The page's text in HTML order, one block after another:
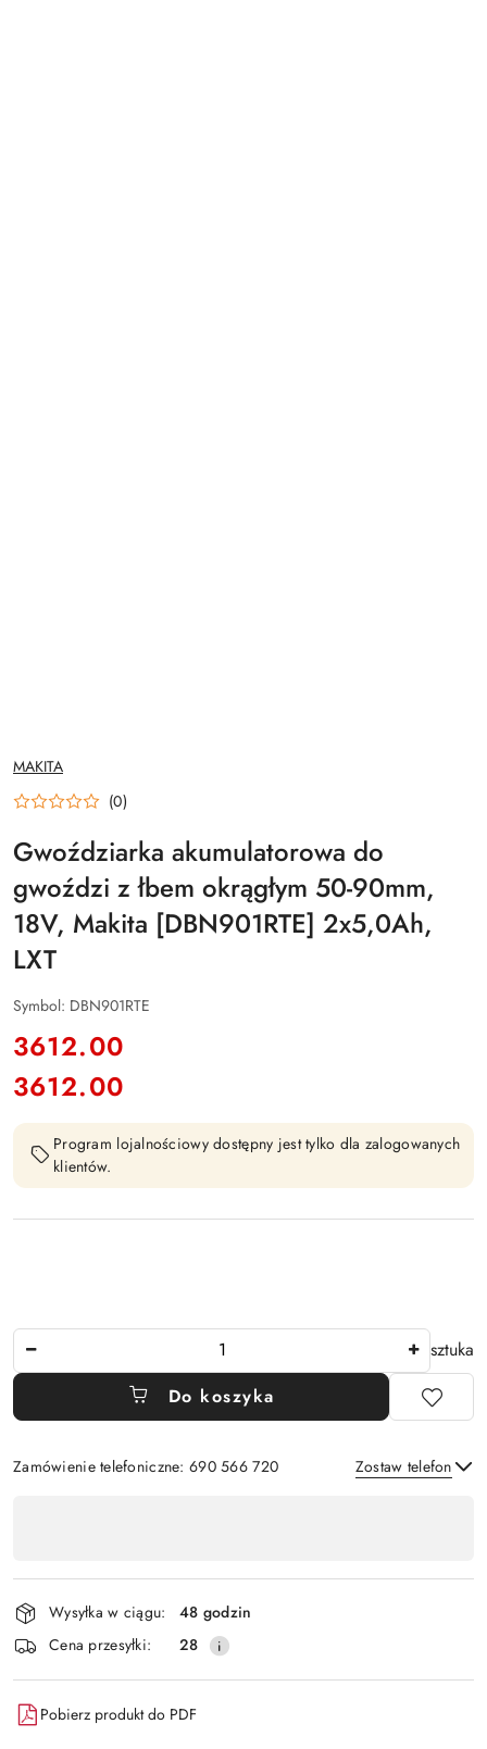
NAZWA
PRODUCENTA:
MAKITA
(0)
Gwoździarka akumulatorowa do
gwoździ z łbem okrągłym 50-90mm,
18V, Makita [DBN901RTE] 2x5,0Ah,
LXT
Symbol: DBN901RTE
cena:
3612.00
Cena:
3612.00
Program lojalnościowy dostępny jest tylko dla zalogowanych
klientów.
sztuka
Do koszyka
Zamówienie telefoniczne: 690 566 720 Zostaw telefon
płatność
i
dostawa
Wysyłka w ciągu:
48 godzin
Cena przesyłki:
28
Pobierz produkt do PDF